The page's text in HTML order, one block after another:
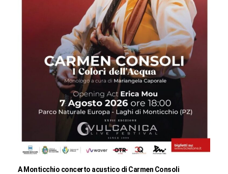
A Monticchio concerto acustico di Carmen Consoli